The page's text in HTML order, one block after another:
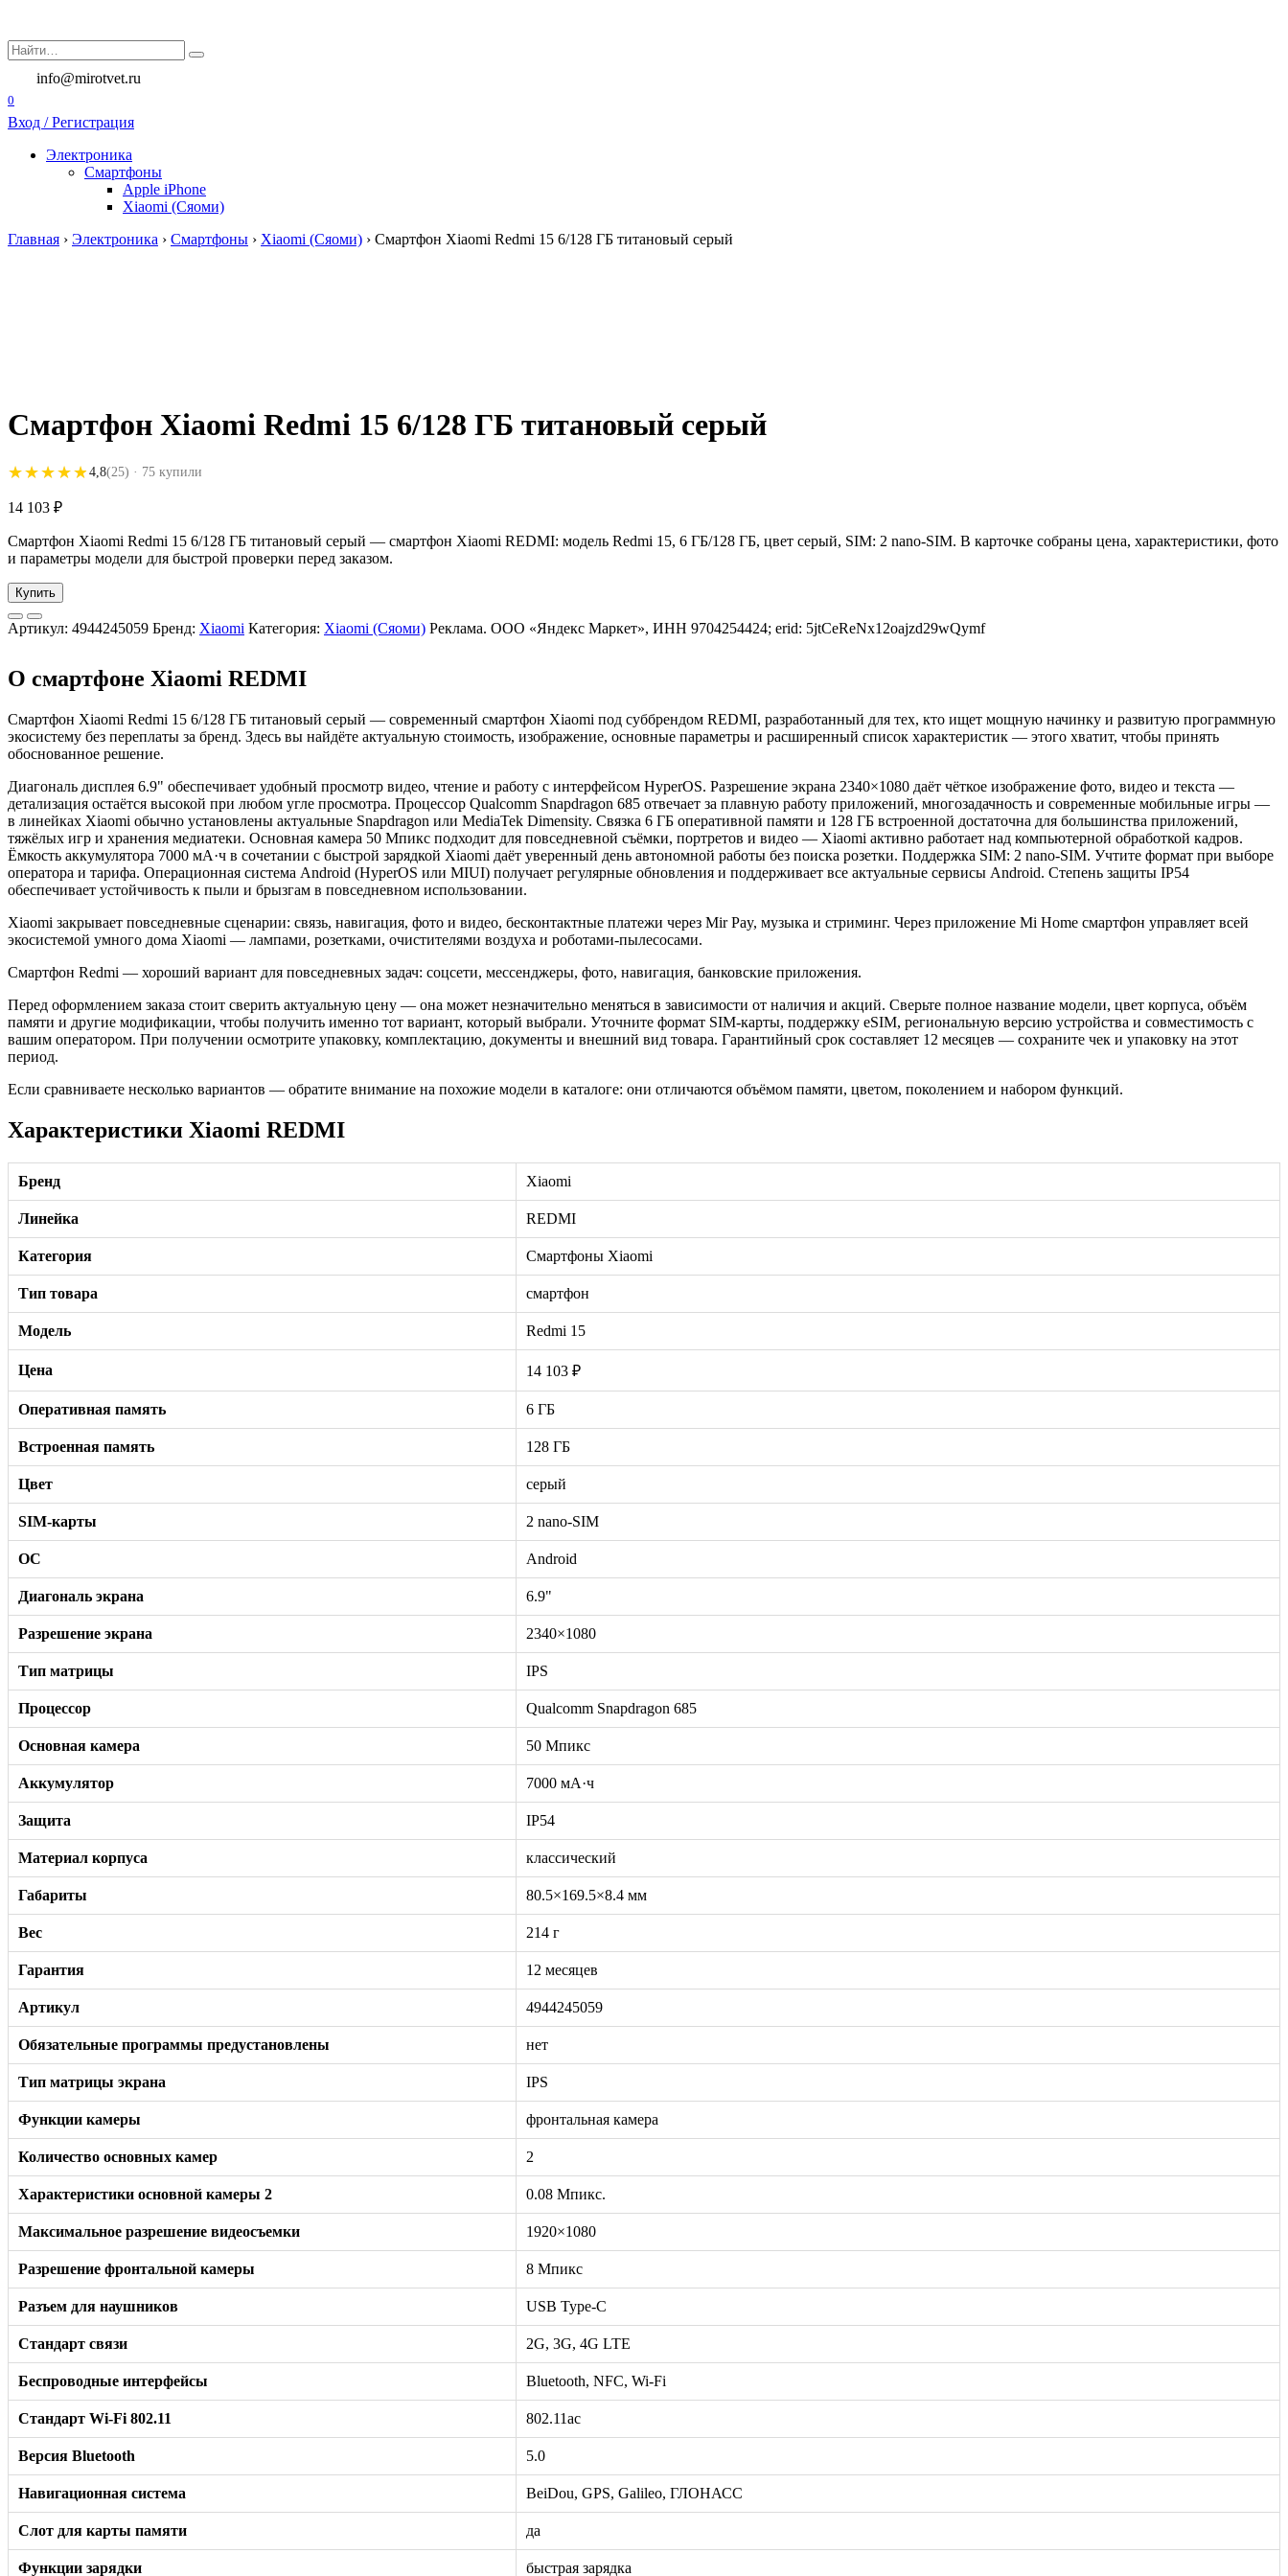
содержанию
Search
for:
info@mirotvet.ru
0
Вход / Регистрация
Электроника
Смартфоны
Apple iPhone
Xiaomi (Сяоми)
Главная › Электроника › Смартфоны › Xiaomi (Сяоми) › Смартфон Xiaomi Redmi 15 6/128 ГБ титановый серый
Смартфон Xiaomi Redmi 15 6/128 ГБ титановый серый
★★★★★
★★★★★ 4,8(25) · 75 купили
14 103 ₽
Смартфон Xiaomi Redmi 15 6/128 ГБ титановый серый — смартфон Xiaomi REDMI: модель Redmi 15, 6 ГБ/128 ГБ, цвет серый, SIM: 2 nano-SIM. В карточке собраны цена, характеристики, фото
и параметры модели для быстрой проверки перед заказом.
Купить
Артикул: 4944245059 Бренд: Xiaomi Категория: Xiaomi (Сяоми) Реклама. ООО «Яндекс Маркет», ИНН 9704254424; erid: 5jtCeReNx12oajzd29wQymf
О смартфоне Xiaomi REDMI
Смартфон Xiaomi Redmi 15 6/128 ГБ титановый серый — современный смартфон Xiaomi под суббрендом REDMI, разработанный для тех, кто ищет мощную начинку и развитую программную
экосистему без переплаты за бренд. Здесь вы найдёте актуальную стоимость, изображение, основные параметры и расширенный список характеристик — этого хватит, чтобы принять
обоснованное решение.
Диагональ дисплея 6.9" обеспечивает удобный просмотр видео, чтение и работу с интерфейсом HyperOS. Разрешение экрана 2340×1080 даёт чёткое изображение фото, видео и текста —
детализация остаётся высокой при любом угле просмотра. Процессор Qualcomm Snapdragon 685 отвечает за плавную работу приложений, многозадачность и современные мобильные игры —
в линейках Xiaomi обычно установлены актуальные Snapdragon или MediaTek Dimensity. Связка 6 ГБ оперативной памяти и 128 ГБ встроенной достаточна для большинства приложений,
тяжёлых игр и хранения медиатеки. Основная камера 50 Мпикс подходит для повседневной съёмки, портретов и видео — Xiaomi активно работает над компьютерной обработкой кадров.
Ёмкость аккумулятора 7000 мА·ч в сочетании с быстрой зарядкой Xiaomi даёт уверенный день автономной работы без поиска розетки. Поддержка SIM: 2 nano-SIM. Учтите формат при выборе
оператора и тарифа. Операционная система Android (HyperOS или MIUI) получает регулярные обновления и поддерживает все актуальные сервисы Android. Степень защиты IP54
обеспечивает устойчивость к пыли и брызгам в повседневном использовании.
Xiaomi закрывает повседневные сценарии: связь, навигация, фото и видео, бесконтактные платежи через Mir Pay, музыка и стриминг. Через приложение Mi Home смартфон управляет всей
экосистемой умного дома Xiaomi — лампами, розетками, очистителями воздуха и роботами-пылесосами.
Смартфон Redmi — хороший вариант для повседневных задач: соцсети, мессенджеры, фото, навигация, банковские приложения.
Перед оформлением заказа стоит сверить актуальную цену — она может незначительно меняться в зависимости от наличия и акций. Сверьте полное название модели, цвет корпуса, объём
памяти и другие модификации, чтобы получить именно тот вариант, который выбрали. Уточните формат SIM-карты, поддержку eSIM, региональную версию устройства и совместимость с
вашим оператором. При получении осмотрите упаковку, комплектацию, документы и внешний вид товара. Гарантийный срок составляет 12 месяцев — сохраните чек и упаковку на этот
период.
Если сравниваете несколько вариантов — обратите внимание на похожие модели в каталоге: они отличаются объёмом памяти, цветом, поколением и набором функций.
Характеристики Xiaomi REDMI
Бренд Xiaomi
Линейка REDMI
Категория Смартфоны Xiaomi
Тип товара смартфон
Модель Redmi 15
Цена 14 103 ₽
Оперативная память 6 ГБ
Встроенная память 128 ГБ
Цвет серый
SIM-карты 2 nano-SIM
ОС Android
Диагональ экрана 6.9"
Разрешение экрана 2340×1080
Тип матрицы IPS
Процессор Qualcomm Snapdragon 685
Основная камера 50 Мпикс
Аккумулятор 7000 мА·ч
Защита IP54
Материал корпуса классический
Габариты 80.5×169.5×8.4 мм
Вес 214 г
Гарантия 12 месяцев
Артикул 4944245059
Обязательные программы предустановлены нет
Тип матрицы экрана IPS
Функции камеры фронтальная камера
Количество основных камер 2
Характеристики основной камеры 2 0.08 Мпикс.
Максимальное разрешение видеосъемки 1920×1080
Разрешение фронтальной камеры 8 Мпикс
Разъем для наушников USB Type-C
Стандарт связи 2G, 3G, 4G LTE
Беспроводные интерфейсы Bluetooth, NFC, Wi-Fi
Стандарт Wi-Fi 802.11 802.11ac
Версия Bluetooth 5.0
Навигационная система BeiDou, GPS, Galileo, ГЛОНАСС
Слот для карты памяти да
Функции зарядки быстрая зарядка